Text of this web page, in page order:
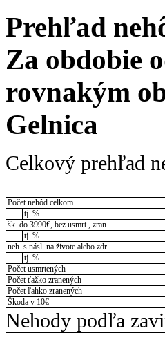
Prehľad
Za obdobie
rovnakým
Gelnica
Celkový prehľad
Počet nehôd celkom
tj. %
šk. do 3990€, bez usmrt., zran.
tj. %
neh. s násl. na živote alebo zdr.
tj. %
Počet usmrtených
Počet ťažko zranených
Počet ľahko zranených
Škoda v 10€
Nehody podľa